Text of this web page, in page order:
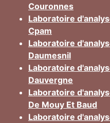
Couronnes
Laboratoire
Cpam
Laboratoire
Daumesnil
Laboratoire
Dauvergne
Laboratoire
De Mouy Et Baud
Laboratoire